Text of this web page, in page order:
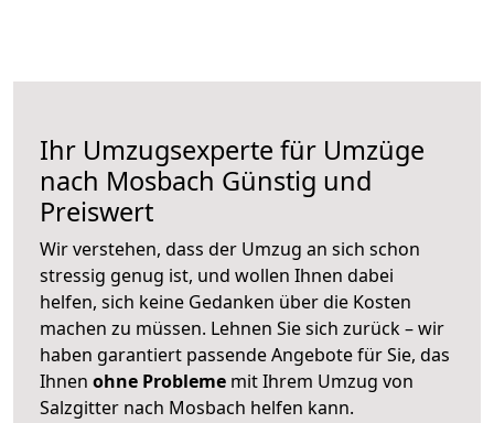
Ihr Umzugsexperte für Umzüge
nach Mosbach Günstig und
Preiswert
Wir verstehen, dass der Umzug an sich schon
stressig genug ist, und wollen Ihnen dabei
helfen, sich keine Gedanken über die Kosten
machen zu müssen. Lehnen Sie sich zurück – wir
haben garantiert passende Angebote für Sie, das
Ihnen ohne Probleme mit Ihrem Umzug von
Salzgitter nach Mosbach helfen kann.